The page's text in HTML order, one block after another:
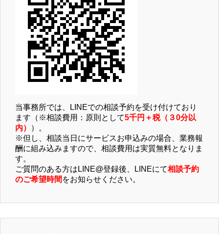
当事務所では、LINEでの相談予約を受け付けており
ます（※相談費用：原則として5千円＋税（３0分以
内）
）。
※但し、相談当日にサービスお申込みの場合、業務報
酬に組み込みますので、相談費用は実質無料となりま
す。
ご質問のある方はLINE@登録後、LINEにて相談予約
のご希望時間 をお知らせください。